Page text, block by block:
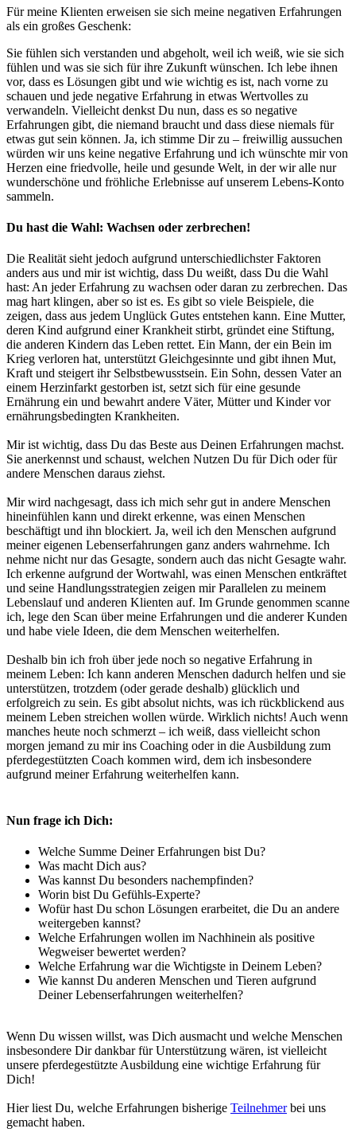
Für meine Klienten erweisen sie sich meine negativen Erfahrungen
als ein großes Geschenk:
Sie fühlen sich verstanden und abgeholt, weil ich weiß, wie sie sich
fühlen und was sie sich für ihre Zukunft wünschen. Ich lebe ihnen
vor, dass es Lösungen gibt und wie wichtig es ist, nach vorne zu
schauen und jede negative Erfahrung in etwas Wertvolles zu
verwandeln. Vielleicht denkst Du nun, dass es so negative
Erfahrungen gibt, die niemand braucht und dass diese niemals für
etwas gut sein können. Ja, ich stimme Dir zu – freiwillig aussuchen
würden wir uns keine negative Erfahrung und ich wünschte mir von
Herzen eine friedvolle, heile und gesunde Welt, in der wir alle nur
wunderschöne und fröhliche Erlebnisse auf unserem Lebens-Konto
sammeln.
Du hast die Wahl: Wachsen oder zerbrechen!
Die Realität sieht jedoch aufgrund unterschiedlichster Faktoren
anders aus und mir ist wichtig, dass Du weißt, dass Du die Wahl
hast: An jeder Erfahrung zu wachsen oder daran zu zerbrechen. Das
mag hart klingen, aber so ist es. Es gibt so viele Beispiele, die
zeigen, dass aus jedem Unglück Gutes entstehen kann. Eine Mutter,
deren Kind aufgrund einer Krankheit stirbt, gründet eine Stiftung,
die anderen Kindern das Leben rettet. Ein Mann, der ein Bein im
Krieg verloren hat, unterstützt Gleichgesinnte und gibt ihnen Mut,
Kraft und steigert ihr Selbstbewusstsein. Ein Sohn, dessen Vater an
einem Herzinfarkt gestorben ist, setzt sich für eine gesunde
Ernährung ein und bewahrt andere Väter, Mütter und Kinder vor
ernährungsbedingten Krankheiten.
Mir ist wichtig, dass Du das Beste aus Deinen Erfahrungen machst.
Sie anerkennst und schaust, welchen Nutzen Du für Dich oder für
andere Menschen daraus ziehst.
Mir wird nachgesagt, dass ich mich sehr gut in andere Menschen
hineinfühlen kann und direkt erkenne, was einen Menschen
beschäftigt und ihn blockiert. Ja, weil ich den Menschen aufgrund
meiner eigenen Lebenserfahrungen ganz anders wahrnehme. Ich
nehme nicht nur das Gesagte, sondern auch das nicht Gesagte wahr.
Ich erkenne aufgrund der Wortwahl, was einen Menschen entkräftet
und seine Handlungsstrategien zeigen mir Parallelen zu meinem
Lebenslauf und anderen Klienten auf. Im Grunde genommen scanne
ich, lege den Scan über meine Erfahrungen und die anderer Kunden
und habe viele Ideen, die dem Menschen weiterhelfen.
Deshalb bin ich froh über jede noch so negative Erfahrung in
meinem Leben: Ich kann anderen Menschen dadurch helfen und sie
unterstützen, trotzdem (oder gerade deshalb) glücklich und
erfolgreich zu sein. Es gibt absolut nichts, was ich rückblickend aus
meinem Leben streichen wollen würde. Wirklich nichts! Auch wenn
manches heute noch schmerzt – ich weiß, dass vielleicht schon
morgen jemand zu mir ins Coaching oder in die Ausbildung zum
pferdegestützten Coach kommen wird, dem ich insbesondere
aufgrund meiner Erfahrung weiterhelfen kann.
Nun frage ich Dich:
Welche Summe Deiner Erfahrungen bist Du?
Was macht Dich aus?
Was kannst Du besonders nachempfinden?
Worin bist Du Gefühls-Experte?
Wofür hast Du schon Lösungen erarbeitet, die Du an andere
weitergeben kannst?
Welche Erfahrungen wollen im Nachhinein als positive
Wegweiser bewertet werden?
Welche Erfahrung war die Wichtigste in Deinem Leben?
Wie kannst Du anderen Menschen und Tieren aufgrund
Deiner Lebenserfahrungen weiterhelfen?
Wenn Du wissen willst, was Dich ausmacht und welche Menschen
insbesondere Dir dankbar für Unterstützung wären, ist vielleicht
unsere pferdegestützte Ausbildung eine wichtige Erfahrung für
Dich!
Hier liest Du, welche Erfahrungen bisherige Teilnehmerbei uns
gemacht haben.